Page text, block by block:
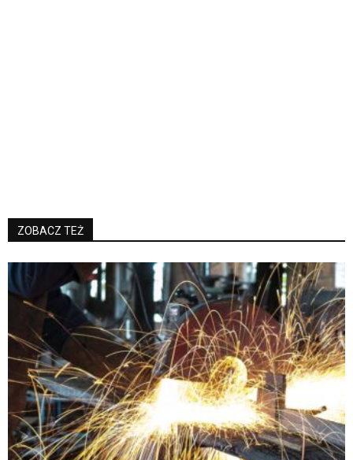
ZOBACZ TEŻ